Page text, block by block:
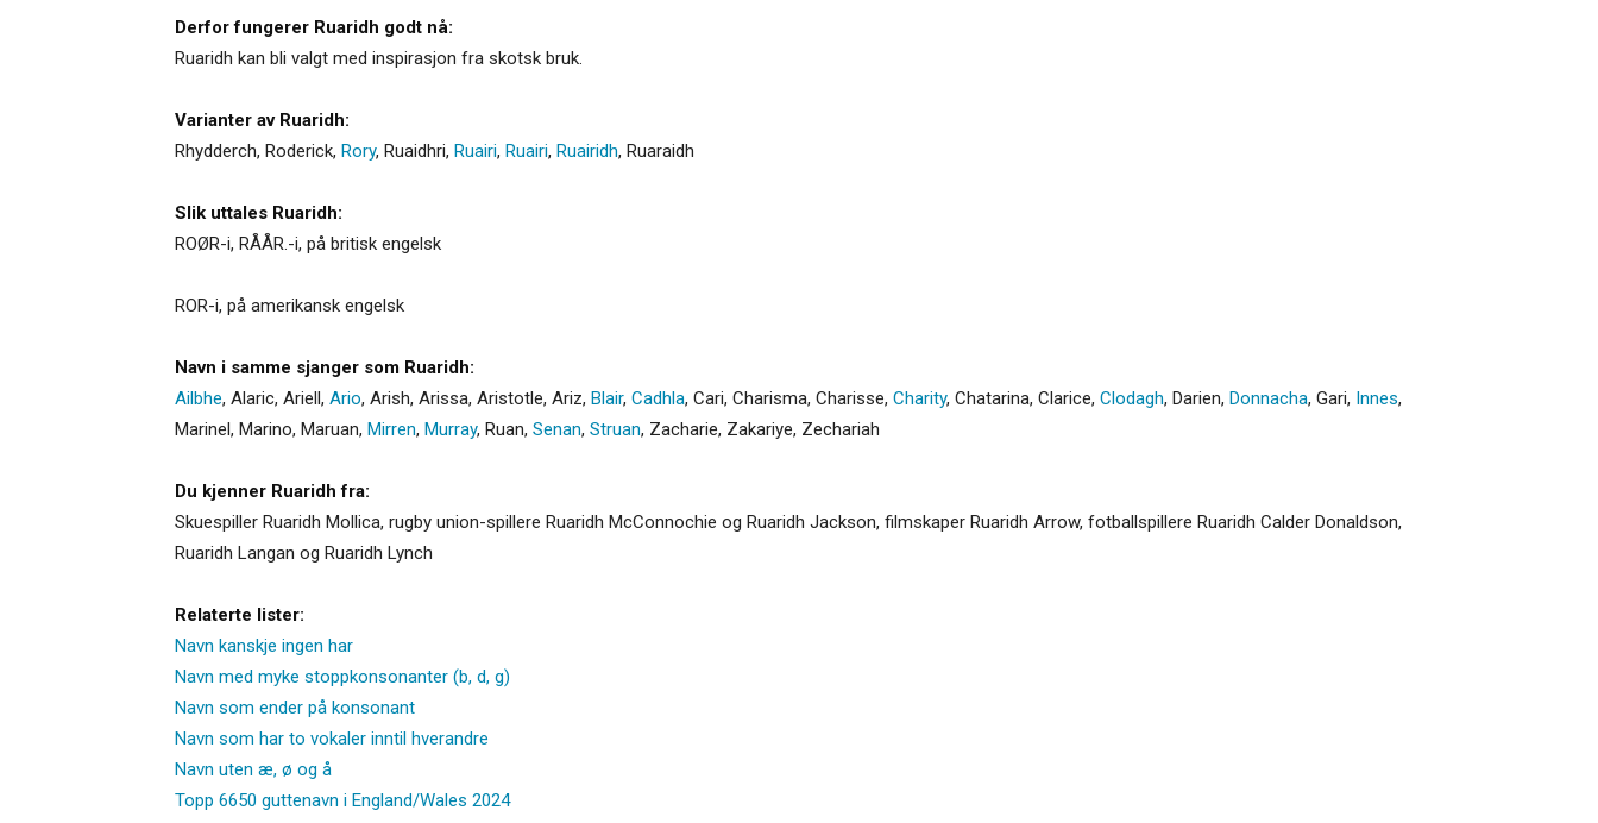
Derfor fungerer Ruaridh godt nå:
Ruaridh kan bli valgt med inspirasjon fra skotsk bruk.
Varianter av Ruaridh:
Rhydderch, Roderick, Rory, Ruaidhri, Ruairi, Ruairi, Ruairidh, Ruaraidh
Slik uttales Ruaridh:
ROØR-i, RÅÅR.-i, på britisk engelsk
ROR-i, på amerikansk engelsk
Navn i samme sjanger som Ruaridh:
Ailbhe, Alaric, Ariell, Ario, Arish, Arissa, Aristotle, Ariz, Blair, Cadhla, Cari, Charisma, Charisse, Charity, Chatarina, Clarice, Clodagh, Darien, Donnacha, Gari, Innes,
Marinel, Marino, Maruan, Mirren, Murray, Ruan, Senan, Struan, Zacharie, Zakariye, Zechariah
Du kjenner Ruaridh fra:
Skuespiller Ruaridh Mollica, rugby union-spillere Ruaridh McConnochie og Ruaridh Jackson, filmskaper Ruaridh Arrow, fotballspillere Ruaridh Calder Donaldson,
Ruaridh Langan og Ruaridh Lynch
Relaterte lister:
Navn kanskje ingen har
Navn med myke stoppkonsonanter (b, d, g)
Navn som ender på konsonant
Navn som har to vokaler inntil hverandre
Navn uten æ, ø og å
Topp 6650 guttenavn i England/Wales 2024